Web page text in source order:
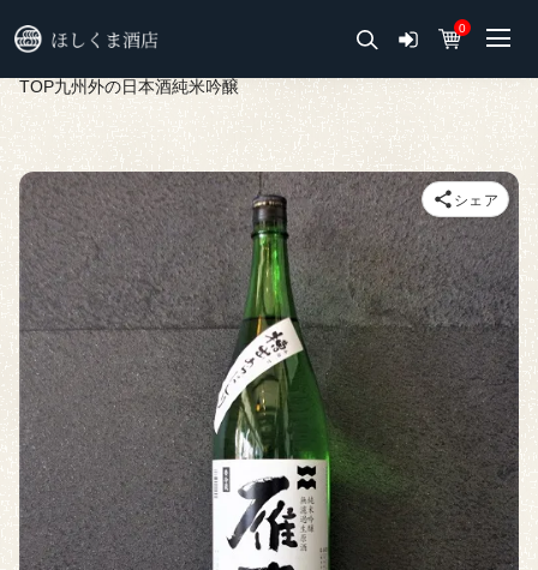
0
TOP九州外の日本酒純米吟醸
シェア